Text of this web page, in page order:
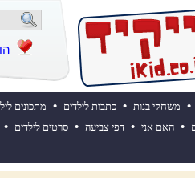
• משחקי בנות • כתבות לילדים • מתכונים
• האם אני • דפי צביעה • סרטים לילדים •